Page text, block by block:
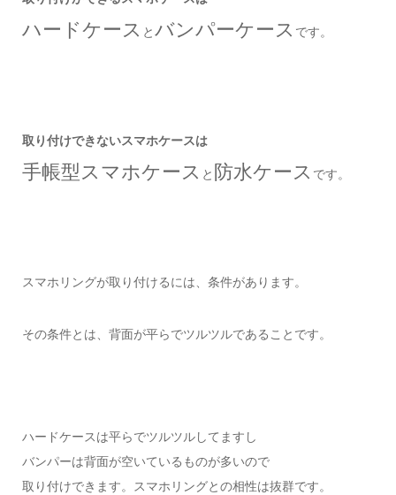
ハードケース とバンパーケース です。
取り付けできないスマホケースは
手帳型スマホケース と 防水ケース です。
スマホリングが取り付けるには、条件があります。
その条件とは、背面が平らでツルツルであることです。
ハードケースは平らでツルツルしてますし
バンパーは背面が空いているものが多いので
取り付けできます。スマホリングとの相性は抜群です。